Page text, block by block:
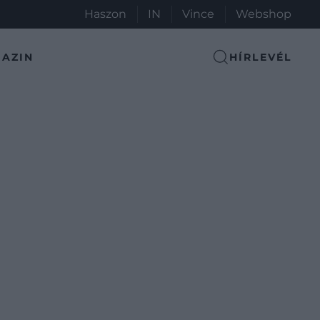
Haszon IN Vince Webshop
HÍRLEVÉL